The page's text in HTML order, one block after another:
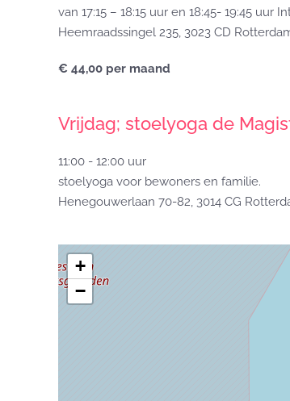
van 17:15 – 18:15 uur en 18:45- 19:45 uur
Heemraadssingel 235, 3023 CD
€ 44,00 per maand
Vrijdag; stoelyoga de
11:00 - 12:00 uur
stoelyoga voor bewoners en familie.
Henegouwerlaan 70-82, 3014 CG
+
−